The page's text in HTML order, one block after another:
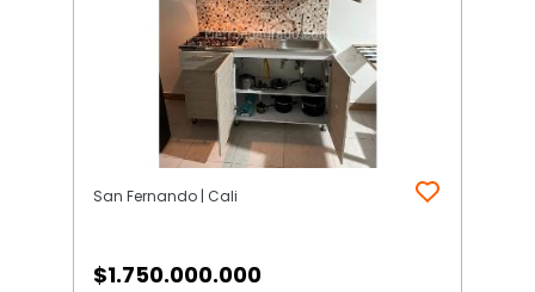
San Fernando | Cali
$1.750.000.000